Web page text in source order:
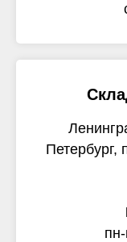
Петербург,